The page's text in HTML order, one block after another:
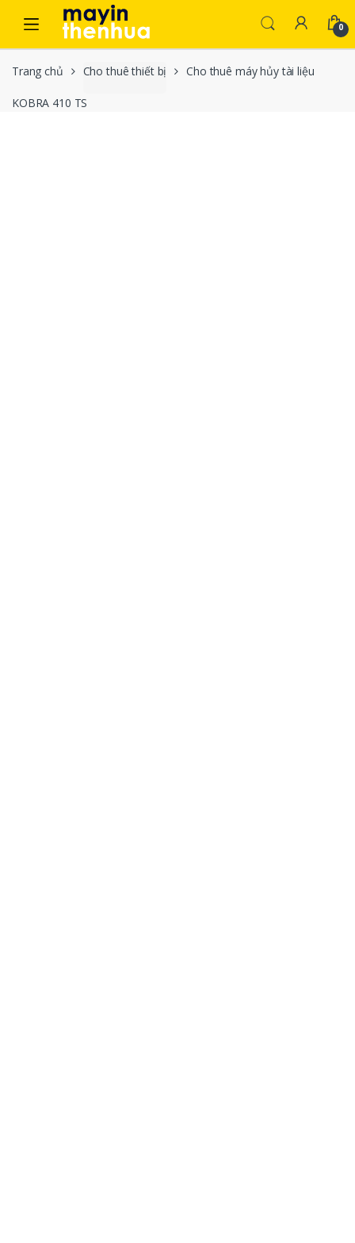
Skip to navigation
Skip to content
0
Trang chủ Cho thuê thiết bị Cho thuê máy hủy tài liệu
KOBRA 410 TS